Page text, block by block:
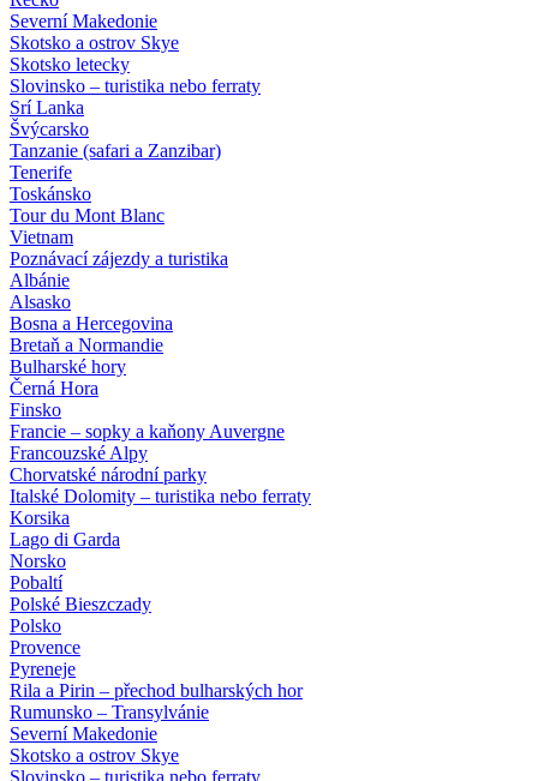
Severní Makedonie
Skotsko a ostrov Skye
Skotsko letecky
Slovinsko – turistika nebo ferraty
Srí Lanka
Švýcarsko
Tanzanie (safari a Zanzibar)
Tenerife
Toskánsko
Tour du Mont Blanc
Vietnam
Poznávací zájezdy a turistika
Albánie
Alsasko
Bosna a Hercegovina
Bretaň a Normandie
Bulharské hory
Černá Hora
Finsko
Francie – sopky a kaňony Auvergne
Francouzské Alpy
Chorvatské národní parky
Italské Dolomity – turistika nebo ferraty
Korsika
Lago di Garda
Norsko
Pobaltí
Polské Bieszczady
Polsko
Provence
Pyreneje
Rila a Pirin – přechod bulharských hor
Rumunsko – Transylvánie
Severní Makedonie
Skotsko a ostrov Skye
Slovinsko – turistika nebo ferraty